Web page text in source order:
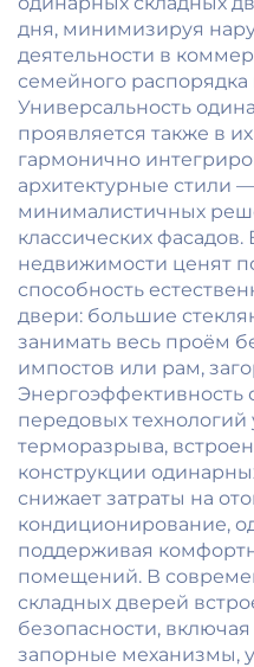
дня, минимизируя
деятельности в
семейного распорядка
Универсальность
проявляется также в
гармонично
архитектурные стили
минималистичных
классических
недвижимости ценят
способность
двери: большие
занимать весь проём
импостов или рам,
Энергоэффективность
передовых
терморазрыва,
конструкции
снижает затраты на
кондиционирование,
поддерживая
помещений. В
складных дверей
безопасности,
запорные механизмы,